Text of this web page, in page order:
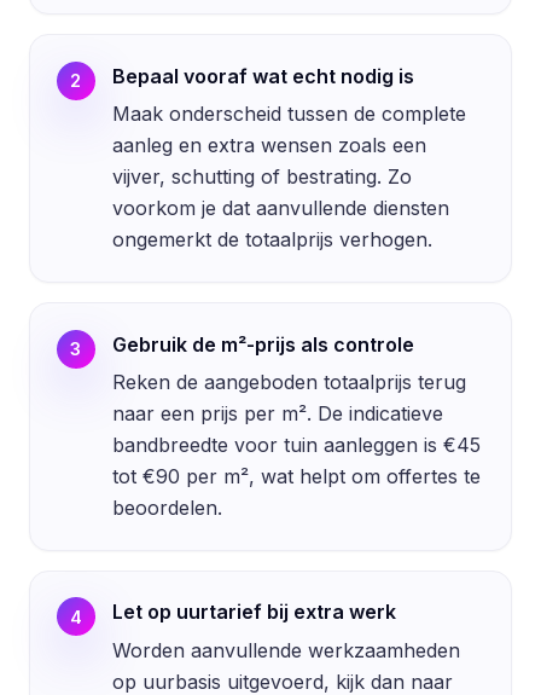
2
Bepaal vooraf wat echt nodig is
Maak onderscheid tussen de complete
aanleg en extra wensen zoals een
vijver, schutting of bestrating. Zo
voorkom je dat aanvullende diensten
ongemerkt de totaalprijs verhogen.
3
Gebruik de m²-prijs als controle
Reken de aangeboden totaalprijs terug
naar een prijs per m². De indicatieve
bandbreedte voor tuin aanleggen is €45
tot €90 per m², wat helpt om offertes te
beoordelen.
4
Let op uurtarief bij extra werk
Worden aanvullende werkzaamheden
op uurbasis uitgevoerd, kijk dan naar